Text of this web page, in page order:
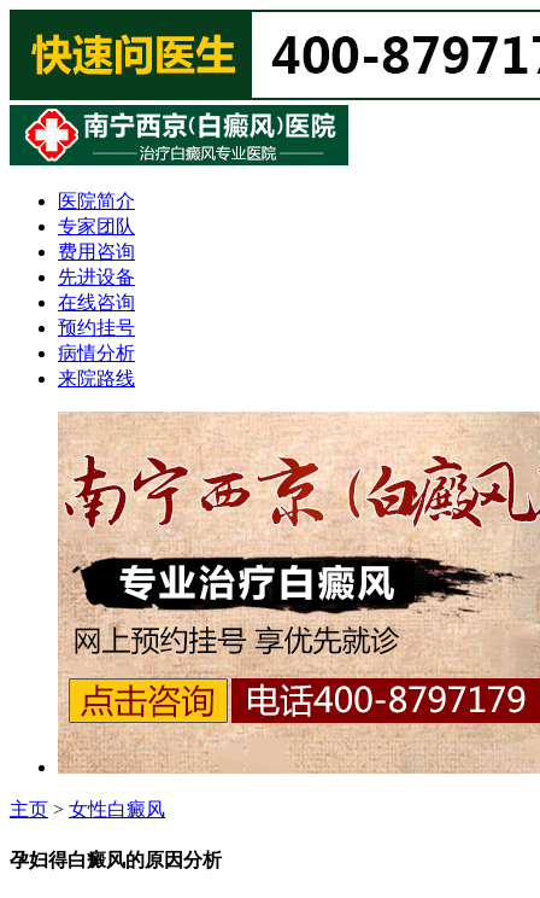
医院简介
专家团队
费用咨询
先进设备
在线咨询
预约挂号
病情分析
来院路线
主页 > 女性白癜风
孕妇得白癜风的原因分析